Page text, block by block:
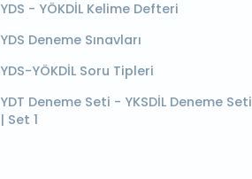
YDS - YÖKDİL Kelime Defteri
YDS Deneme Sınavları
YDS-YÖKDİL Soru Tipleri
YDT Deneme Seti - YKSDİL Deneme Seti
| Set 1